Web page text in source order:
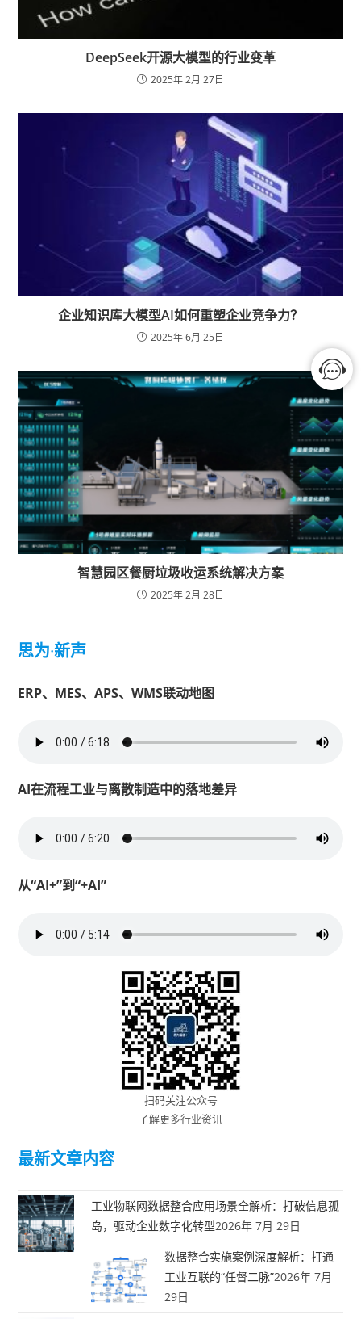
DeepSeek开源大模型的行业变革
2025年 2月 27日
企业知识库大模型AI如何重塑企业竞争力？
2025年 6月 25日
智慧园区餐厨垃圾收运系统解决方案
2025年 2月 28日
思为·新声
ERP、MES、APS、WMS联动地图
AI在流程工业与离散制造中的落地差异
从“AI+”到“+AI”
扫码关注公众号
了解更多行业资讯
最新文章内容
工业物联网数据整合应用场景全解析：打破信息孤
岛，驱动企业数字化转型2026年 7月 29日
数据整合实施案例深度解析：打通
工业互联的“任督二脉”2026年 7月
29日